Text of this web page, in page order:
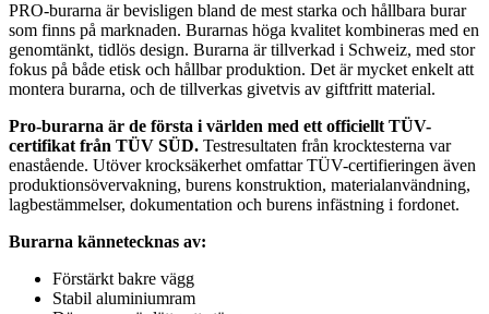
PRO-burarna är bevisligen bland de mest starka och hållbara burar
som finns på marknaden. Burarnas höga kvalitet kombineras med en
genomtänkt, tidlös design. Burarna är tillverkad i Schweiz, med stor
fokus på både etisk och hållbar produktion. Det är mycket enkelt att
montera burarna, och de tillverkas givetvis av giftfritt material.
Pro-burarna är de första i världen med ett officiellt TÜV-
certifikat från TÜV SÜD. Testresultaten från krocktesterna var
enastående. Utöver krocksäkerhet omfattar TÜV-certifieringen även
produktionsövervakning, burens konstruktion, materialanvändning,
lagbestämmelser, dokumentation och burens infästning i fordonet.
Burarna kännetecknas av:
Förstärkt bakre vägg
Stabil aluminiumram